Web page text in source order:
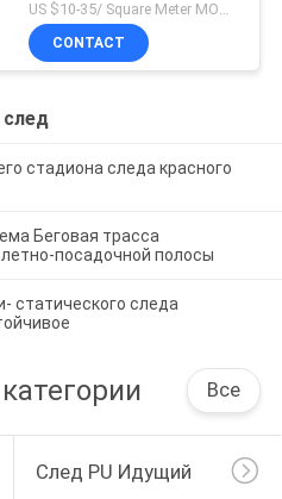
CONTACT
стадиона следа красного
Беговая трасса
посадочной полосы
статического следа
Все
След PU Идущий